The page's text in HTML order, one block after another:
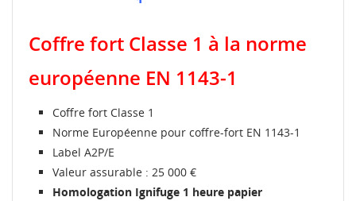
Coffre fort Classe 1 à la norme
européenne EN 1143-1
Coffre fort Classe 1
Norme Européenne pour coffre-fort EN 1143-1
Label A2P/E
Valeur assurable : 25 000 €
Homologation Ignifuge 1 heure papier
MES LISTES
add_circle_outline Créer une nouvelle liste
CRÉER UNE LISTE D'ENVIES
Nom de la liste d'envies
CONNEXION
Vous devez être connecté pour ajouter des produits à
votre liste d'envies.